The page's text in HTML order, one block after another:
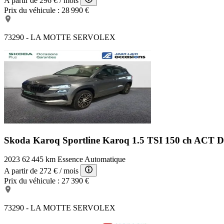
Prix du véhicule : 28 990 €
73290 - LA MOTTE SERVOLEX
Skoda Karoq Sportline Karoq 1.5 TSI 150 ch ACT
2023 62 445 km EssenceAutomatique
A partir de 272 € / mois
Prix du véhicule : 27 390 €
73290 - LA MOTTE SERVOLEX